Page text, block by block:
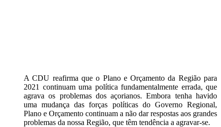
A CDU reafirma que o Plano e Orçamento da Região para
2021 continuam uma política fundamentalmente errada, que
agrava os problemas dos açorianos. Embora tenha havido
uma mudança das forças políticas do Governo Regional,
Plano e Orçamento continuam a não dar respostas aos grandes
problemas da nossa Região, que têm tendência a agravar-se.